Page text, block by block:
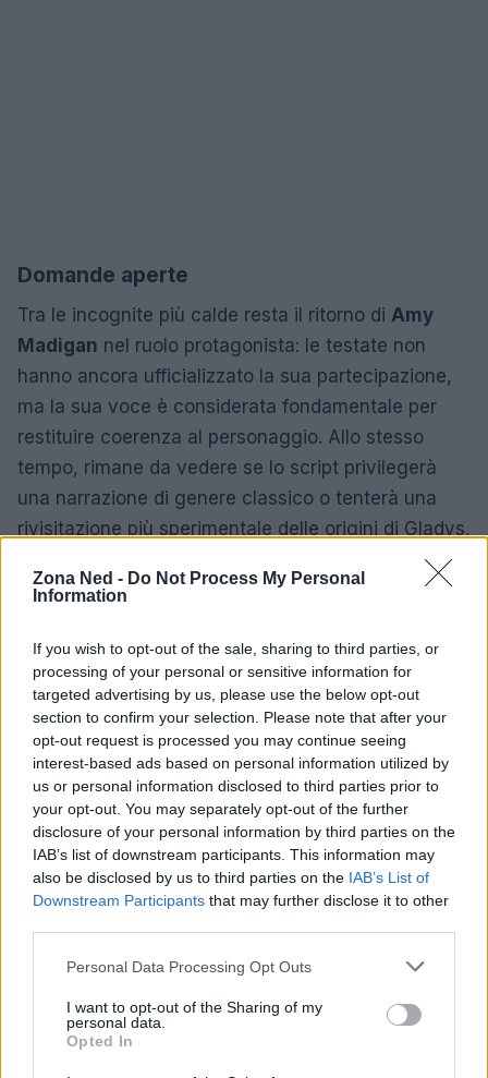
Zona Ned - Do Not Process My Personal
Information
If you wish to opt-out of the sale, sharing to third parties, or
processing of your personal or sensitive information for
targeted advertising by us, please use the below opt-out
section to confirm your selection. Please note that after your
opt-out request is processed you may continue seeing
interest-based ads based on personal information utilized by
us or personal information disclosed to third parties prior to
your opt-out. You may separately opt-out of the further
disclosure of your personal information by third parties on the
IAB’s list of downstream participants. This information may
also be disclosed by us to third parties on the IAB’s List of
Downstream Participants that may further disclose it to other
Please note that this website/app uses one or more Google
not limited to your visit or usage behaviour. You may click to
grant or deny consent to Google and its third-party tags to
use your data for below specified purposes in below Google
Personal Data Processing Opt Outs
I want to opt-out of the Sharing of my
personal data.
Opted In
Domande aperte
Tra le incognite più calde resta il ritorno di Amy
Madigan nel ruolo protagonista: le testate non
hanno ancora ufficializzato la sua partecipazione,
ma la sua voce è considerata fondamentale per
restituire coerenza al personaggio. Allo stesso
tempo, rimane da vedere se lo script privilegerà
una narrazione di genere classico o tenterà una
rivisitazione più sperimentale delle origini di Gladys,
In sintesi,Gladys
la promessa di colmare un vuoto narrativo lasciato
daWeaponse, al tempo stesso, una scommessa
produttiva per Warner Bros./New Line. Con gli
autori già al lavoro e le aspettative alte dopo l’eco
dell’Oscar e il successo commerciale, il progetto
merita attenzione: rimane da vedere quando il team
potrà dedicarsi pienamente alla realizzazione,
soprattutto in relazione agli altri impegni diZach
Cregger. Nel frattempo, i fan possono solo
immaginare quali segreti emergeranno dalle origini
la percezione del personaggio.